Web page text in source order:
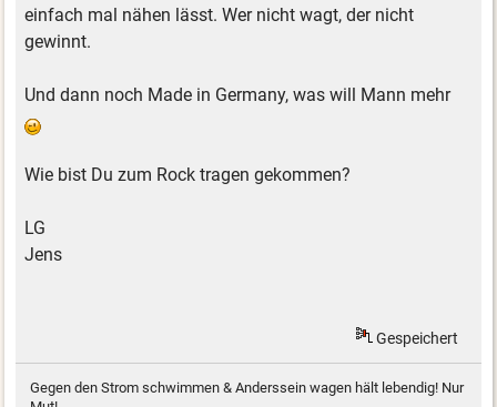
einfach mal nähen lässt. Wer nicht wagt, der nicht
gewinnt.
Und dann noch Made in Germany, was will Mann mehr
Wie bist Du zum Rock tragen gekommen?
LG
Jens
Gespeichert
Gegen den Strom schwimmen & Anderssein wagen hält lebendig! Nur